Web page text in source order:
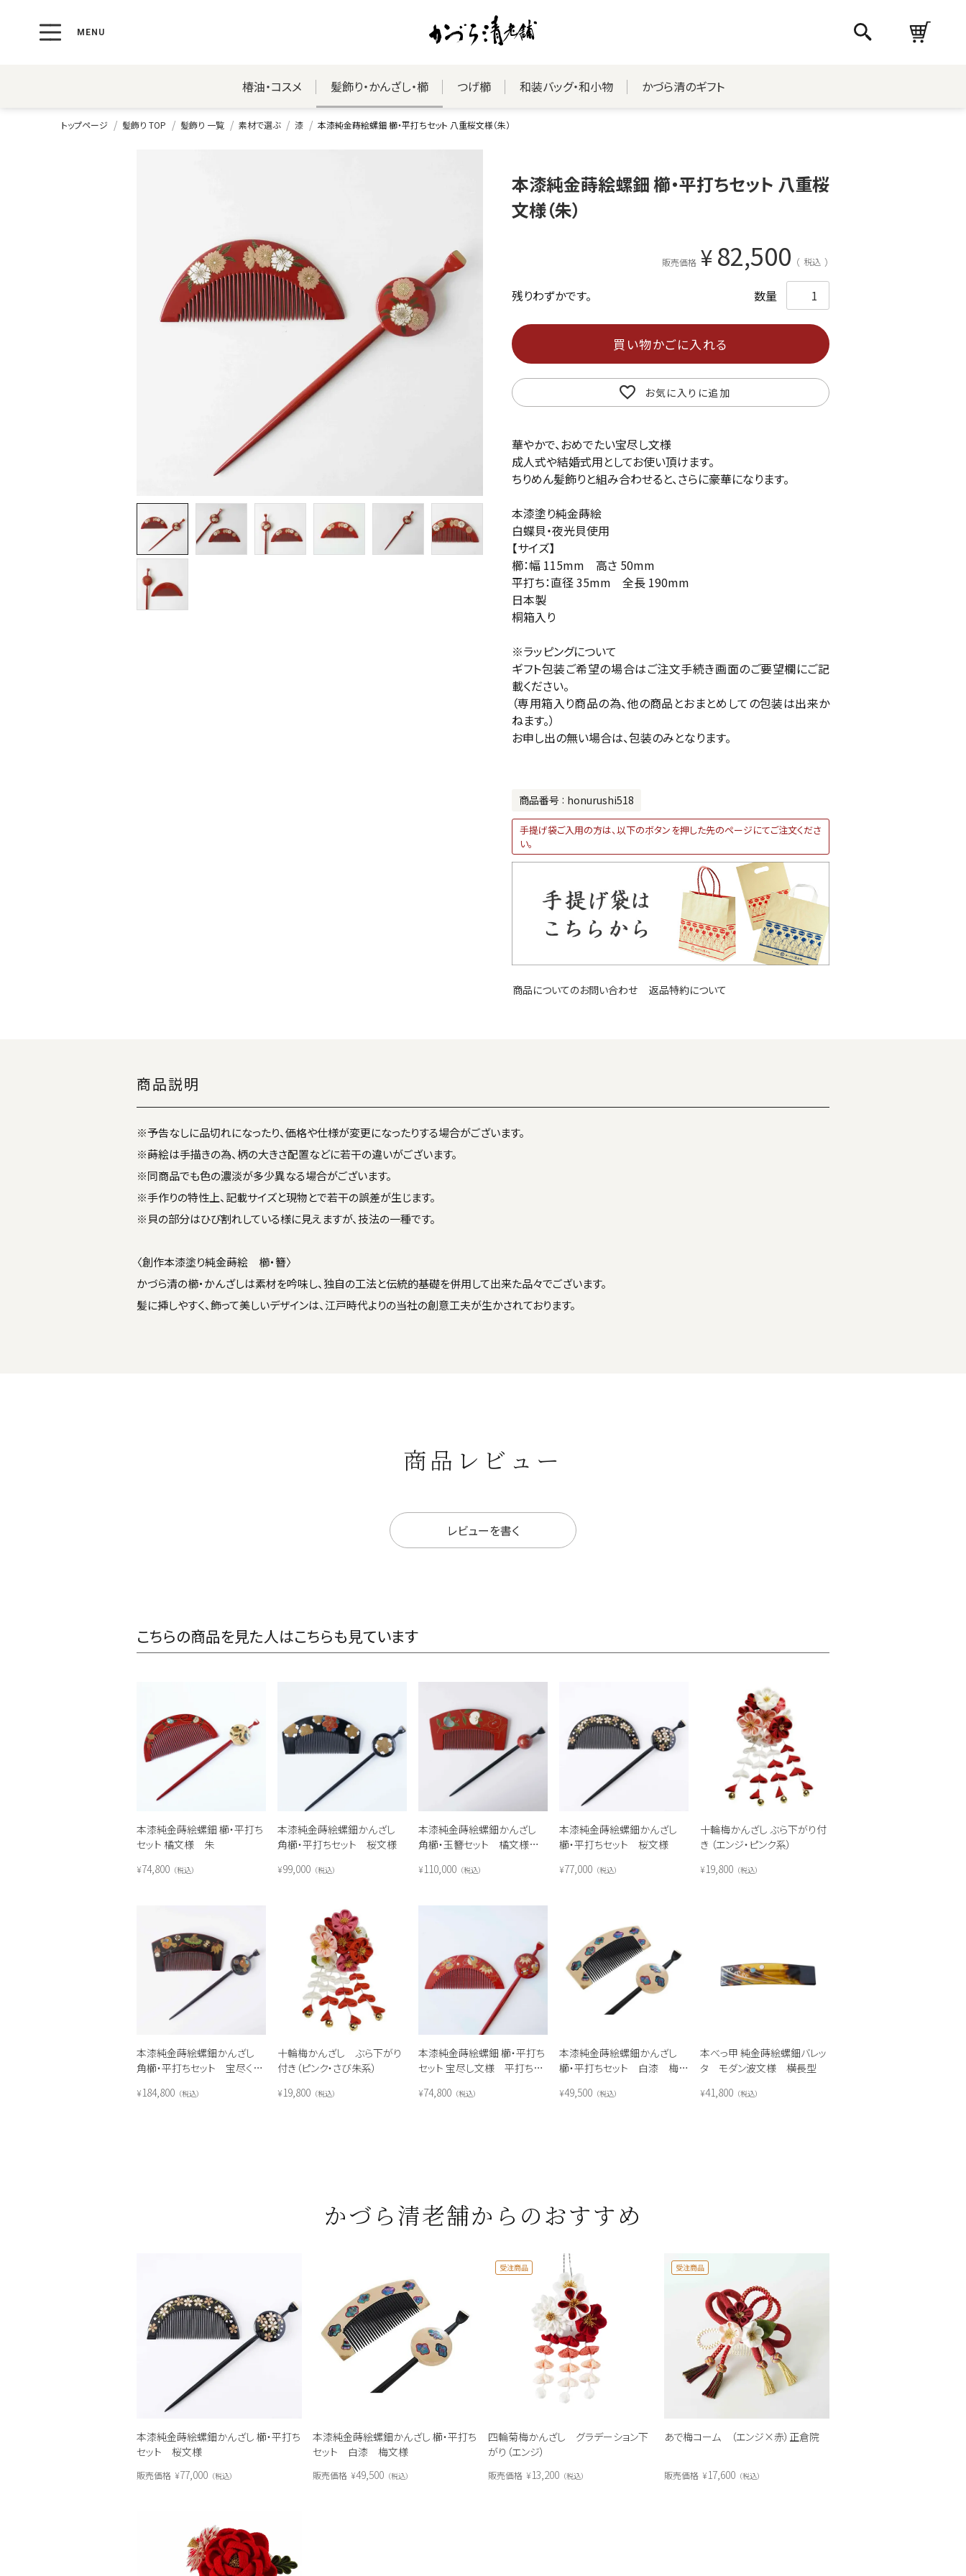
椿油・コスメ 髪飾り・かんざし・櫛 つげ櫛 和装バッグ・和小物 かづら清のギフト
トップページ 髪飾り TOP 髪飾り 一覧 素材で選ぶ 漆 本漆純金蒔絵螺鈿 櫛・平打ちセット 八重桜文様（朱）
本漆純金蒔絵螺鈿 櫛・平打ちセット 八重桜
文様（朱）
販売価格 ¥82,500 税込
残りわずかです。
お気に入りに追加
買い物かごに入れる
華やかで、おめでたい宝尽し文様
成人式や結婚式用としてお使い頂けます。
ちりめん髪飾りと組み合わせると、さらに豪華になります。
本漆塗り純金蒔絵
白蝶貝・夜光貝使用
【サイズ】
櫛：幅 115mm 高さ 50mm
平打ち：直径 35mm 全長 190mm
日本製
桐箱入り
※ラッピングについて
ギフト包装ご希望の場合はご注文手続き画面のご要望欄にご記
載ください。
（専用箱入り商品の為、他の商品とおまとめしての包装は出来か
ねます。）
お申し出の無い場合は、包装のみとなります。
商品番号 honurushi518
手提げ袋ご入用の方は、以下のボタンを押した先のページにてご注文くださ
い。
商品についてのお問い合わせ 返品特約について
商品説明
※予告なしに品切れになったり、価格や仕様が変更になったりする場合がございます。
※蒔絵は手描きの為、柄の大きさ配置などに若干の違いがございます。
※同商品でも色の濃淡が多少異なる場合がございます。
※手作りの特性上、記載サイズと現物とで若干の誤差が生じます。
※貝の部分はひび割れしている様に見えますが、技法の一種です。
〈創作本漆塗り純金蒔絵 櫛・簪〉
かづら清の櫛・かんざしは素材を吟味し、独自の工法と伝統的基礎を併用して出来た品々でございます。
髪に挿しやすく、飾って美しいデザインは、江戸時代よりの当社の創意工夫が生かされております。
商品レビュー
レビューを書く
こちらの商品を見た人はこちらも見ています
本漆純金蒔絵螺鈿 櫛・平打ち
セット 橘文様 朱
¥74,800 税込
本漆純金蒔絵螺鈿かんざし
角櫛・平打ちセット 桜文様
¥99,000 税込
本漆純金蒔絵螺鈿かんざし
角櫛・玉簪セット 橘文様
¥110,000 税込
本漆純金蒔絵螺鈿かんざし
櫛・平打ちセット 桜文様
¥77,000 税込
十輪梅かんざし ぶら下がり付
き （エンジ・ピンク系）
¥19,800 税込
本漆純金蒔絵螺鈿かんざし
角櫛・平打ちセット 宝尽くし
¥184,800 税込
十輪梅かんざし ぶら下がり
付き（ピンク・さび朱系）
¥19,800 税込
本漆純金蒔絵螺鈿 櫛・平打ち
セット 宝尽し文様 平打ちセ
¥74,800 税込
本漆純金蒔絵螺鈿かんざし
櫛・平打ちセット 白漆 梅文
¥49,500 税込
本べっ甲 純金蒔絵螺鈿バレッ
タ モダン波文様 横長型
¥41,800 税込
かづら清老舗からのおすすめ
本漆純金蒔絵螺鈿かんざし 櫛・平打ち
セット 桜文様
販売価格 ¥77,000 税込
本漆純金蒔絵螺鈿かんざし 櫛・平打ち
セット 白漆 梅文様
販売価格 ¥49,500 税込
四輪菊梅かんざし グラデーション下
がり（エンジ）
受注商品
販売価格 ¥13,200 税込
あで梅コーム （エンジ×赤）正倉院
受注商品
販売価格 ¥17,600 税込